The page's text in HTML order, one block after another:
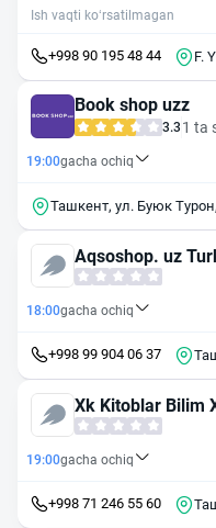
Ish vaqti ko‘rsatilmagan
+998 90 195 48 44 F.
Book shop uzz
3.3 1 ta
19:00gacha ochiq
Ташкент, ул. Буюк
Aqsoshop. uz
18:00gacha ochiq
+998 99 904 06 37
Xk Kitoblar Bilim
19:00gacha ochiq
+998 71 246 55 60